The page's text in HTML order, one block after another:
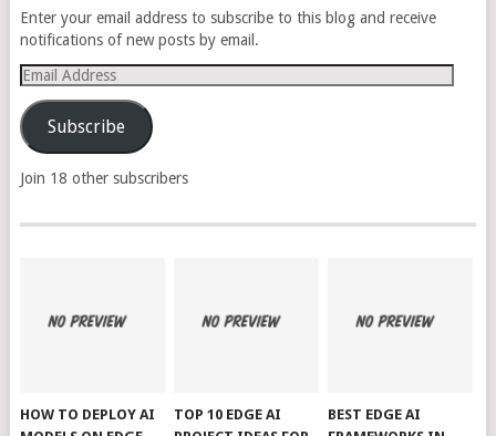
Enter your email address to subscribe to this blog and receive
notifications of new posts by email.
Email
Address
Subscribe
Join 18 other subscribers
HOW TO DEPLOY AI
TOP 10 EDGE AI
BEST EDGE AI